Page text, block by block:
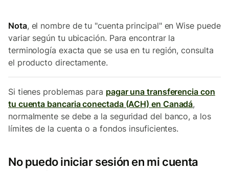
Nota, el nombre de tu "cuenta principal" en Wise puede
variar según tu ubicación. Para encontrar la
terminología exacta que se usa en tu región, consulta
el producto directamente.
Si tienes problemas para pagar una transferencia con
tu cuenta bancaria conectada (ACH) en Canadá,
normalmente se debe a la seguridad del banco, a los
límites de la cuenta o a fondos insuficientes.
No puedo iniciar sesión en mi cuenta